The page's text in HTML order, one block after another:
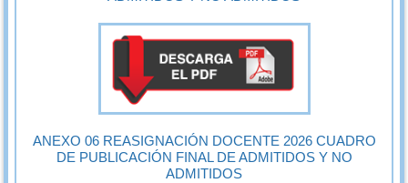
ANEXO 06 REASIGNACIÓN DOCENTE 2026 CUADRO
DE PUBLICACIÓN FINAL DE ADMITIDOS Y NO
ADMITIDOS